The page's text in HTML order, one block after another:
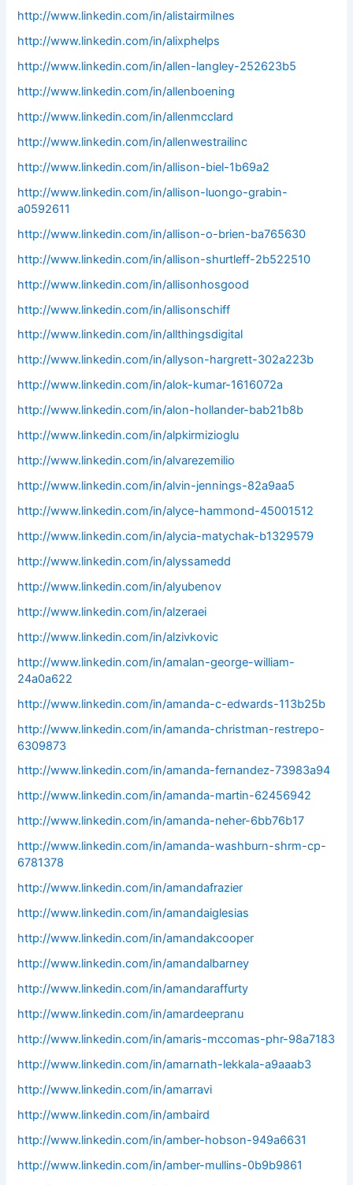
http://www.linkedin.com/in/alistairmilnes
http://www.linkedin.com/in/alixphelps
http://www.linkedin.com/in/allen-langley-252623b5
http://www.linkedin.com/in/allenboening
http://www.linkedin.com/in/allenmcclard
http://www.linkedin.com/in/allenwestrailinc
http://www.linkedin.com/in/allison-biel-1b69a2
http://www.linkedin.com/in/allison-luongo-grabin-
a0592611
http://www.linkedin.com/in/allison-o-brien-ba765630
http://www.linkedin.com/in/allison-shurtleff-2b522510
http://www.linkedin.com/in/allisonhosgood
http://www.linkedin.com/in/allisonschiff
http://www.linkedin.com/in/allthingsdigital
http://www.linkedin.com/in/allyson-hargrett-302a223b
http://www.linkedin.com/in/alok-kumar-1616072a
http://www.linkedin.com/in/alon-hollander-bab21b8b
http://www.linkedin.com/in/alpkirmizioglu
http://www.linkedin.com/in/alvarezemilio
http://www.linkedin.com/in/alvin-jennings-82a9aa5
http://www.linkedin.com/in/alyce-hammond-45001512
http://www.linkedin.com/in/alycia-matychak-b1329579
http://www.linkedin.com/in/alyssamedd
http://www.linkedin.com/in/alyubenov
http://www.linkedin.com/in/alzeraei
http://www.linkedin.com/in/alzivkovic
http://www.linkedin.com/in/amalan-george-william-
24a0a622
http://www.linkedin.com/in/amanda-c-edwards-113b25b
http://www.linkedin.com/in/amanda-christman-restrepo-
6309873
http://www.linkedin.com/in/amanda-fernandez-73983a94
http://www.linkedin.com/in/amanda-martin-62456942
http://www.linkedin.com/in/amanda-neher-6bb76b17
http://www.linkedin.com/in/amanda-washburn-shrm-cp-
6781378
http://www.linkedin.com/in/amandafrazier
http://www.linkedin.com/in/amandaiglesias
http://www.linkedin.com/in/amandakcooper
http://www.linkedin.com/in/amandalbarney
http://www.linkedin.com/in/amandaraffurty
http://www.linkedin.com/in/amardeepranu
http://www.linkedin.com/in/amaris-mccomas-phr-98a7183
http://www.linkedin.com/in/amarnath-lekkala-a9aaab3
http://www.linkedin.com/in/amarravi
http://www.linkedin.com/in/ambaird
http://www.linkedin.com/in/amber-hobson-949a6631
http://www.linkedin.com/in/amber-mullins-0b9b9861